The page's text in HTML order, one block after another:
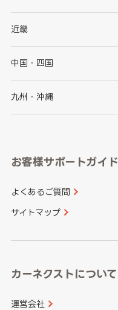
秋田県
群馬県
千葉県
新潟県
石川県
山梨県
愛知県
近畿
大阪府
京都府
和歌山県
中国・四国
鳥取県
山口県
香川県
九州・沖縄
長崎県
大分県
お客様サポートガイド
よくあるご質問
サイトマップ
カーネクストについて
運営会社